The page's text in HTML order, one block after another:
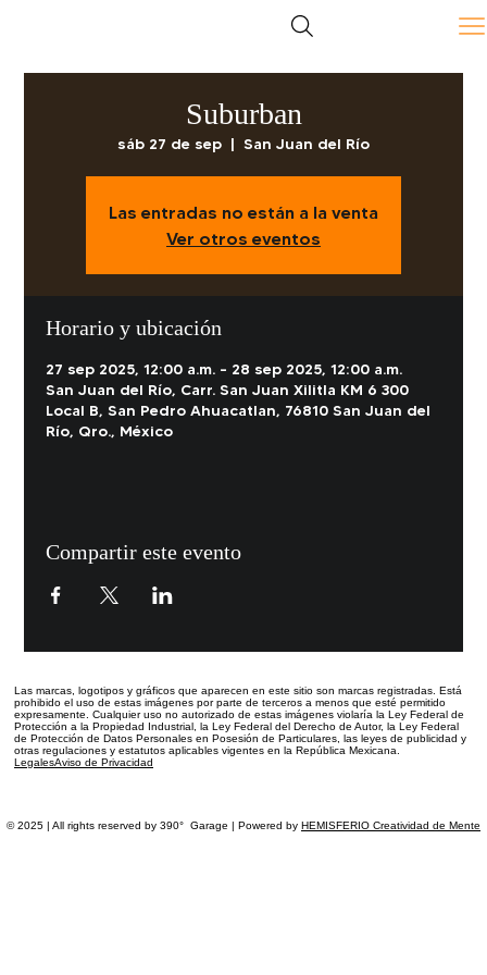
Suburban
sáb 27 de sep
  |
San Juan del Río
Las entradas no están a la venta
Ver otros eventos
Horario y ubicación
27 sep 2025, 12:00 a.m. – 28 sep 2025, 12:00 a.m.
San Juan del Río, Carr. San Juan Xilitla KM 6 300
Local B, San Pedro Ahuacatlan, 76810 San Juan del
Río, Qro., México
Compartir este evento
Las marcas, logotipos y gráficos que aparecen en este sitioson marcas registradas. Está
prohibido el uso de estas imágenes por parte de terceros a menos que esté permitido
expresamente. Cualquier uso no autorizado de estas imágenes violaría la Ley Federal de
Protección a la Propiedad Industrial, la Ley Federal del Derecho de Autor, la Ley Federal
de Protección de Datos Personales en Posesión de Particulares, las leyes de publicidad y
otras regulaciones y estatutos aplicables vigentes en la República Mexicana.
LegalesAviso de Privacidad
© 2025 | All rights reserved by 390° Garage | Powered by HEMISFERIO Creatividad de Mente